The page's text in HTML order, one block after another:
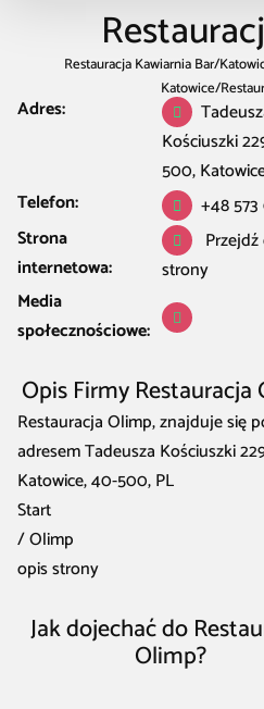
Restauracja Kawiarnia Bar/
Katowice/
Adres:
Kościuszki
500,
Telefon:
+48
Strona
internetowa:
strony
Media
społecznościowe:
Opis Firmy Restauracja
Restauracja Olimp, znajduje się
adresem Tadeusza Kościuszki
Katowice, 40-500, PL
Start
/ Olimp
opis strony
Jak dojechać do
Olimp?